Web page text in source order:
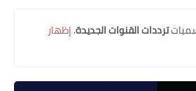
ترددات القنوات الجديدة.إظهار